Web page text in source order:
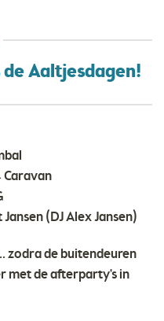
Aaltjesdagen!
Caravan
(DJ Alex Jansen)
zodra de buitendeuren
met de afterparty's in